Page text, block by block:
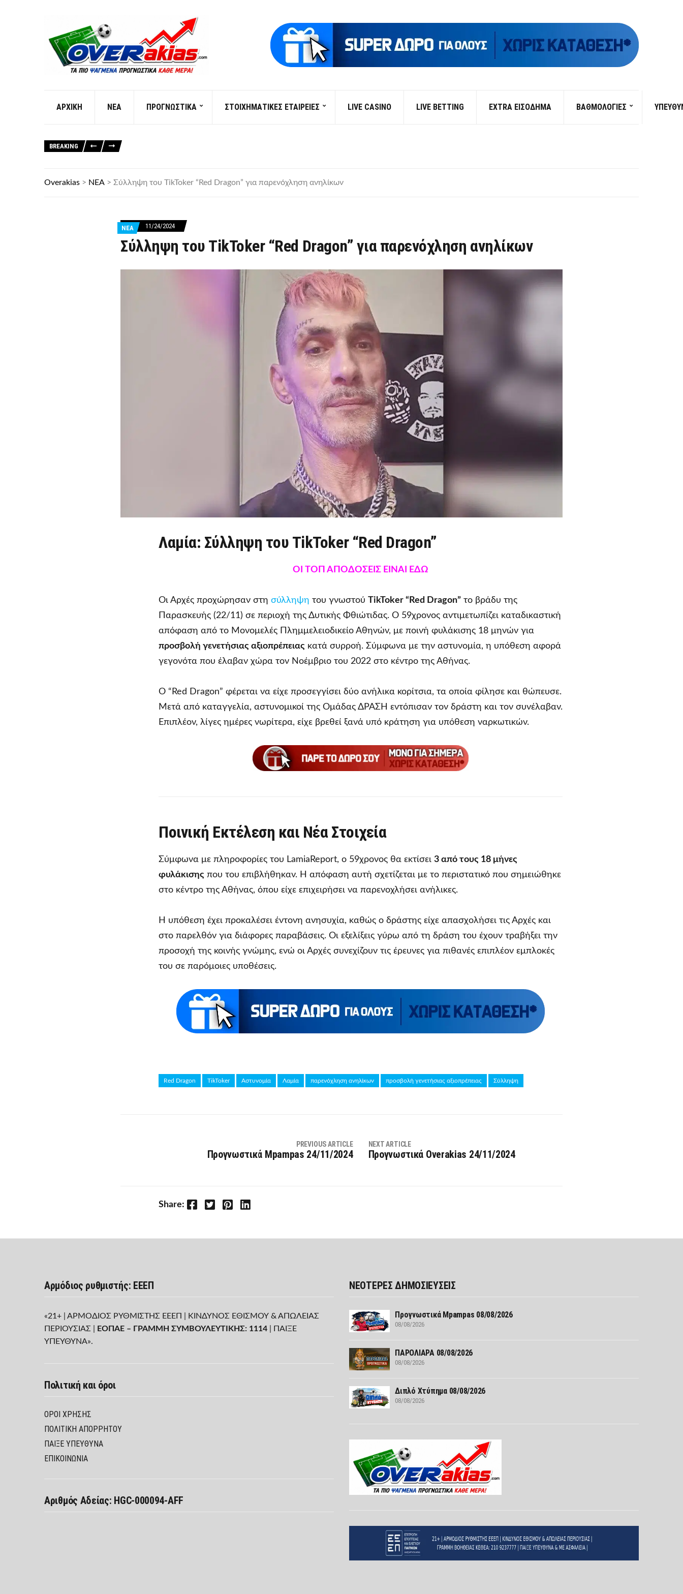
AΡXIKH ΝΕΑ ΠΡΟΓΝΩΣΤΙΚΑ ΣΤΟΙΧΗΜΑΤΙΚΕΣ ΕΤΑΙΡΕΙΕΣ LIVE CASINO LIVE BETTING EXTRA ΕΙΣΟΔΗΜΑ ΒΑΘΜΟΛΟΓΙΕΣ
BREAKING
Overakias > ΝΕΑ > Σύλληψη του TikToker “Red Dragon” για παρενόχληση ανηλίκων
ΝΕΑ 11/24/2024
Σύλληψη του TikToker “Red Dragon” για παρενόχληση ανηλίκων
Λαμία: Σύλληψη του TikToker “Red Dragon”
OI ΤΟΠ ΑΠΟΔΟΣΕΙΣ ΕΙΝΑΙ ΕΔΩ
Οι Αρχές προχώρησαν στη σύλληψη του γνωστού TikToker “Red Dragon” το βράδυ της
Παρασκευής (22/11) σε περιοχή της Δυτικής Φθιώτιδας. Ο 59χρονος αντιμετωπίζει καταδικαστική
απόφαση από το Μονομελές Πλημμελειοδικείο Αθηνών, με ποινή φυλάκισης 18 μηνών για
προσβολή γενετήσιας αξιοπρέπειας κατά συρροή. Σύμφωνα με την αστυνομία, η υπόθεση αφορά
γεγονότα που έλαβαν χώρα τον Νοέμβριο του 2022 στο κέντρο της Αθήνας.
Ο “Red Dragon” φέρεται να είχε προσεγγίσει δύο ανήλικα κορίτσια, τα οποία φίλησε και θώπευσε.
Μετά από καταγγελία, αστυνομικοί της Ομάδας ΔΡΑΣΗ εντόπισαν τον δράστη και τον συνέλαβαν.
Επιπλέον, λίγες ημέρες νωρίτερα, είχε βρεθεί ξανά υπό κράτηση για υπόθεση ναρκωτικών.
Ποινική Εκτέλεση και Νέα Στοιχεία
Σύμφωνα με πληροφορίες του LamiaReport, ο 59χρονος θα εκτίσει 3 από τους 18 μήνες
φυλάκισης που του επιβλήθηκαν. Η απόφαση αυτή σχετίζεται με το περιστατικό που σημειώθηκε
στο κέντρο της Αθήνας, όπου είχε επιχειρήσει να παρενοχλήσει ανήλικες.
Η υπόθεση έχει προκαλέσει έντονη ανησυχία, καθώς ο δράστης είχε απασχολήσει τις Αρχές και
στο παρελθόν για διάφορες παραβάσεις. Οι εξελίξεις γύρω από τη δράση του έχουν τραβήξει την
προσοχή της κοινής γνώμης, ενώ οι Αρχές συνεχίζουν τις έρευνες για πιθανές επιπλέον εμπλοκές
του σε παρόμοιες υποθέσεις.
Red Dragon TikToker Αστυνομία Λαμία παρενόχληση ανηλίκων προσβολή γενετήσιας αξιοπρέπειας Σύλληψη
PREVIOUS ARTICLE
Προγνωστικά Mpampas 24/11/2024
NEXT ARTICLE
Προγνωστικά Overakias 24/11/2024
Share: Facebook Twitter Pinterest LinkedIn
Αρμόδιος ρυθμιστής: ΕΕΕΠ
«21+ | ΑΡΜΟΔΙΟΣ ΡΥΘΜΙΣΤΗΣ ΕΕΕΠ | ΚΙΝΔΥΝΟΣ ΕΘΙΣΜΟΥ & ΑΠΩΛΕΙΑΣ
ΠΕΡΙΟΥΣΙΑΣ |
ΕΟΠΑΕ – ΓΡΑΜΜΗ ΣΥΜΒΟΥΛΕΥΤΙΚΗΣ: 1114 | ΠΑΙΞΕ
ΥΠΕΥΘΥΝΑ».
Πολιτική και όροι
ΌΡΟΙ ΧΡΉΣΗΣ
ΠΟΛΙΤΙΚΉ ΑΠΟΡΡΉΤΟΥ
ΠΑΊΞΕ ΥΠΕΎΘΥΝΑ
ΕΠΙΚΟΙΝΩΝΙΑ
Αριθμός Αδείας: HGC-000094-AFF
ΝΕΟΤΕΡΕΣ ΔΗΜΟΣΙΕΥΣΕΙΣ
Προγνωστικά Mpampas 08/08/2026
08/08/2026
ΠΑΡΟΛΙΑΡΑ 08/08/2026
08/08/2026
Διπλό Χτύπημα 08/08/2026
08/08/2026